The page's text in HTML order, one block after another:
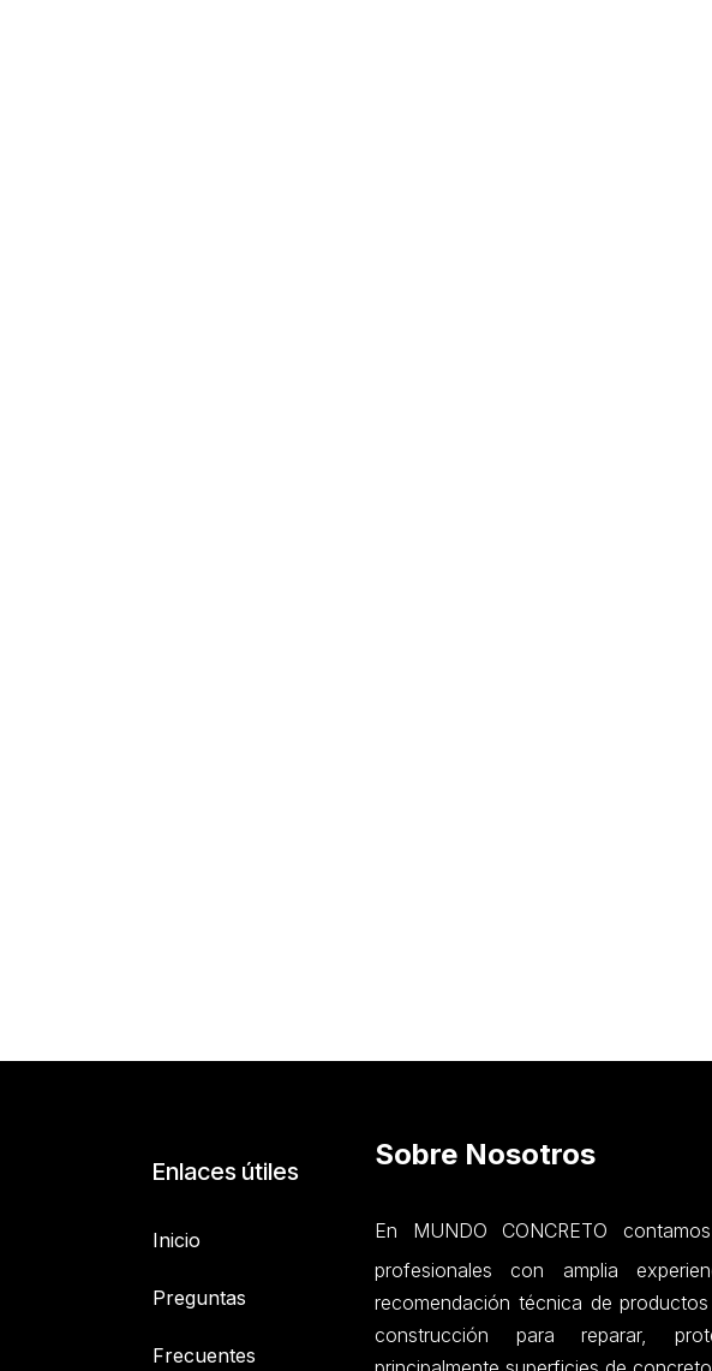
Enlaces útiles
Inicio
Preguntas
Frecuentes
Sobre Nosotros
En MUNDO CONCRETO
profesionales con amplia
recomendación técnica de
construcción para reparar,